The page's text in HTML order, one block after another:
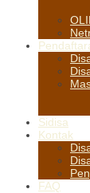
Sidisa
Kontak
FAQ